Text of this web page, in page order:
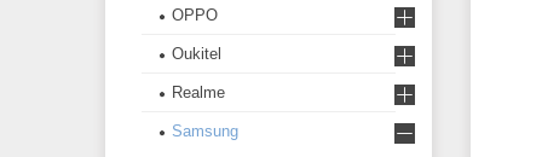
OPPO
Oukitel
Realme
Samsung